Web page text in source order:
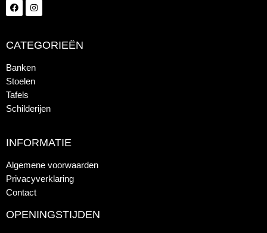
CATEGORIEËN
Banken
Stoelen
Tafels
Schilderijen
INFORMATIE
Algemene voorwaarden
Privacyverklaring
Contact
OPENINGSTIJDEN